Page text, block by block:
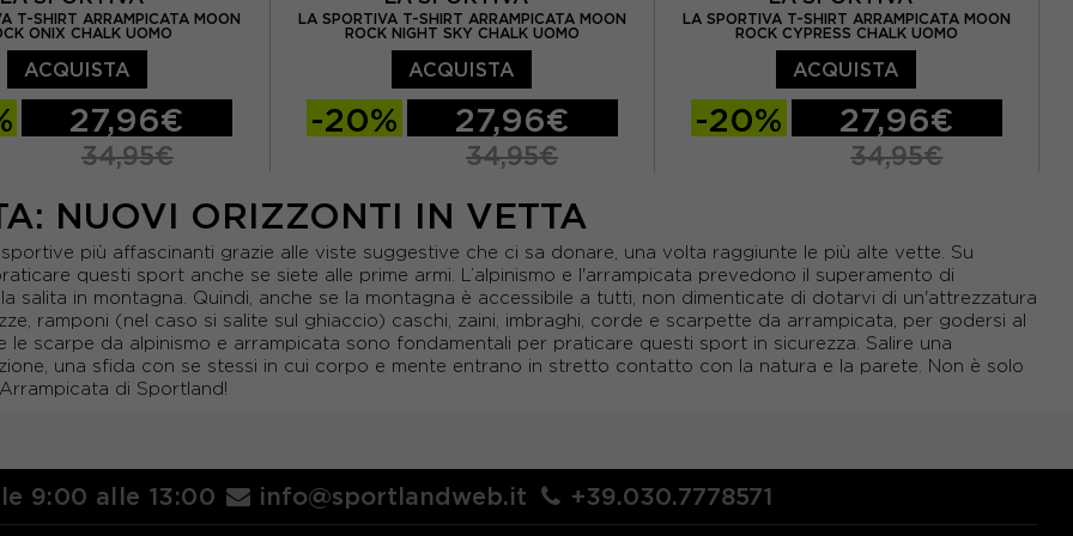
T-SHIRT ARRAMPICATA MOON
ONIX CHALK UOMO
ACQUISTA
27,96€
34,95€
LA SPORTIVA T-SHIRT ARRAMPICATA MOON
ROCK NIGHT SKY CHALK UOMO
ACQUISTA
-20% 27,96€
34,95€
LA SPORTIVA T-SHIRT ARRAMPICATA MOON
ROCK CYPRESS CHALK UOMO
ACQUISTA
-20% 27,96€
34,95€
NUOVI ORIZZONTI IN VETTA
sportive più affascinanti grazie alle viste suggestive che ci sa donare, una volta raggiunte le più alte vette. Su
questi sport anche se siete alle prime armi. L’alpinismo e l'arrampicata prevedono il superamento di
salita in montagna. Quindi, anche se la montagna è accessibile a tutti, non dimenticate di dotarvi di un'attrezzatura
ramponi (nel caso si salite sul ghiaccio) caschi, zaini, imbraghi, corde e scarpette da arrampicata, per godersi al
scarpe da alpinismo e arrampicata sono fondamentali per praticare questi sport in sicurezza. Salire una
una sfida con se stessi in cui corpo e mente entrano in stretto contatto con la natura e la parete. Non è solo
di Sportland!
9:00 alle 13:00 info@sportlandweb.it +39.030.7778571